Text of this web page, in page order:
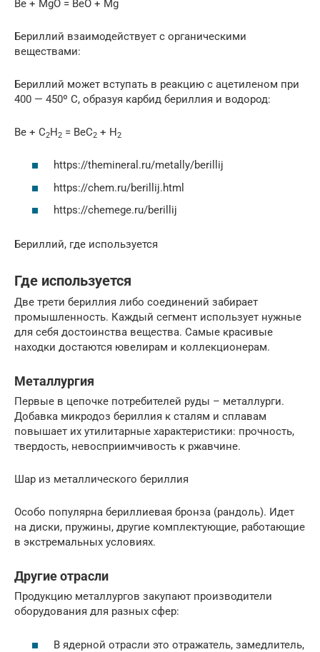
Be + MgO = BeO + Mg
Бериллий взаимодействует с органическими
веществами:
Бериллий может вступать в реакцию с ацетиленом при
400 — 450º С, образуя карбид бериллия и водород:
Be + C2H2 = BeC2 + H2
https://themineral.ru/metally/berillij
https://chem.ru/berillij.html
https://chemege.ru/berillij
Бериллий, где используется
Где используется
Две трети бериллия либо соединений забирает
промышленность. Каждый сегмент использует нужные
для себя достоинства вещества. Самые красивые
находки достаются ювелирам и коллекционерам.
Металлургия
Первые в цепочке потребителей руды – металлурги.
Добавка микродоз бериллия к сталям и сплавам
повышает их утилитарные характеристики: прочность,
твердость, невосприимчивость к ржавчине.
Шар из металлического бериллия
Особо популярна бериллиевая бронза (рандоль). Идет
на диски, пружины, другие комплектующие, работающие
в экстремальных условиях.
Другие отрасли
Продукцию металлургов закупают производители
оборудования для разных сфер:
В ядерной отрасли это отражатель, замедлитель,